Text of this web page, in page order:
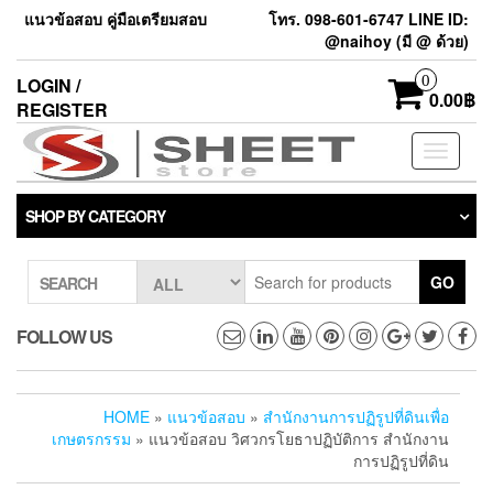
แนวข้อสอบ คู่มือเตรียมสอบ
โทร. 098-601-6747 LINE ID:
@naihoy (มี @ ด้วย)
LOGIN /
REGISTER
0
0.00฿
Toggle
SHOP BY CATEGORY
SEARCH GO
FOLLOW US
HOME » แนวข้อสอบ » สำนักงานการปฏิรูปที่ดินเพื่อ
เกษตรกรรม » แนวข้อสอบ วิศวกรโยธาปฏิบัติการ สำนักงาน
การปฏิรูปที่ดิน